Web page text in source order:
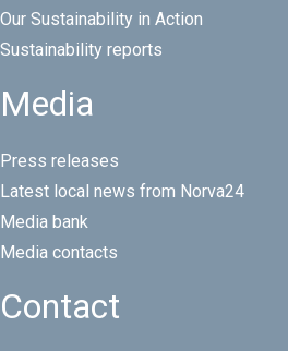
Our Sustainability in Action
Sustainability reports
Media
Press releases
Latest local news from Norva24
Media bank
Media contacts
Contact